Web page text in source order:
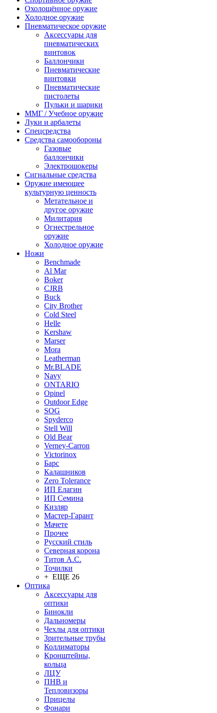
Охолощённое оружие
Холодное оружие
Пневматическое оружие
Аксессуары для
пневматических
винтовок
Баллончики
Пневматические
винтовки
Пневматические
пистолеты
Пульки и шарики
ММГ / Учебное оружие
Луки и арбалеты
Спецсредства
Средства самообороны
Газовые
баллончики
Электрошокеры
Сигнальные средства
Оружие имеющее
культурную ценность
Метательное и
другое оружие
Милитария
Огнестрельное
оружие
Холодное оружие
Ножи
Benchmade
Al Mar
Boker
CJRB
Buck
City Brother
Cold Steel
Helle
Kershaw
Marser
Mora
Leatherman
Mr.BLADE
Navy
ONTARIO
Opinel
Outdoor Edge
SOG
Spyderco
Stell Will
Old Bear
Verney-Carron
Victorinox
Барс
Калашников
Zero Tolerance
ИП Елагин
ИП Семина
Кизляр
Мастер-Гарант
Мачете
Прочее
Русский стиль
Северная корона
Титов А.С.
Точилки
+ ЕЩЕ 26
Оптика
Аксессуары для
оптики
Бинокли
Дальномеры
Чехлы для оптики
Зрительные трубы
Коллиматоры
Кронштейны,
кольца
ЛЦУ
ПНВ и
Тепловизоры
Прицелы
Фонари